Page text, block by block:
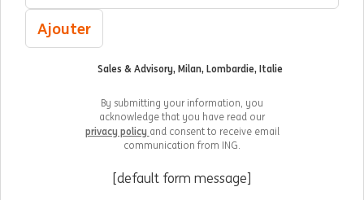
Ajouter
Sales & Advisory, Milan, Lombardie, Italie
By submitting your information, you
acknowledge that you have read our
privacy policy and consent to receive email
communication from ING.
[default form message]